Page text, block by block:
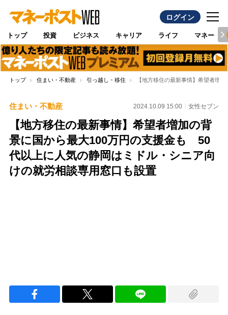
ログイン
トップ 投資 ビジネス キャリア ライフ マネー
トップ 住まい・不動産 引っ越し・移住 【地方移住の最新事情】希望者増
住まい・不動産 2024.10.09 15:00 女性セブン
【地方移住の最新事情】希望者増加の背
景に国から最大100万円の支援金も 50
代以上に人気の静岡はミドル・シニア向
けの就労相談専用窓口も設置